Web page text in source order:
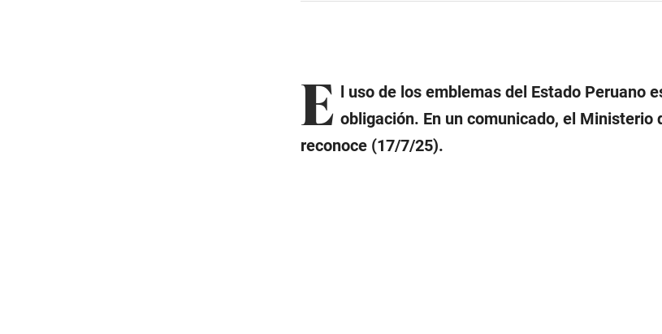
E l uso de los emblemas del Estado Peruano
obligación. En un comunicado, el Ministerio
reconoce (17/7/25).